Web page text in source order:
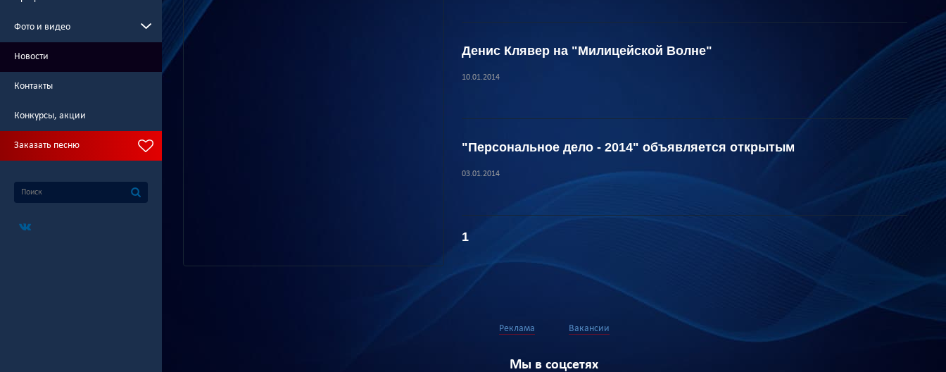
Фото и видео
Новости
Контакты
Конкурсы, акции
Заказать песню
Денис Клявер на "Милицейской Волне"
10.01.2014
"Персональное дело - 2014" объявляется открытым
03.01.2014
1
Реклама Вакансии
Мы в соцсетях